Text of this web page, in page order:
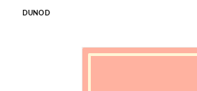
DUNOD